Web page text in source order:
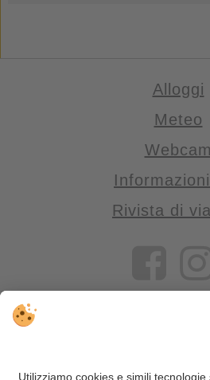
Alloggi
Meteo
Webcam
Rivista di